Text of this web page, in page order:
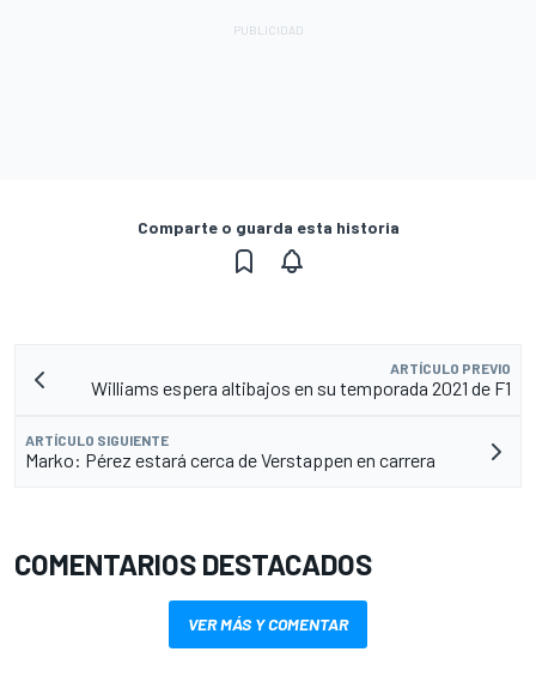
Comparte o guarda esta historia
ARTÍCULO PREVIO
Williams espera altibajos en su temporada 2021 de F1
ARTÍCULO SIGUIENTE
Marko: Pérez estará cerca de Verstappen en carrera
COMENTARIOS DESTACADOS
VER MÁS Y COMENTAR